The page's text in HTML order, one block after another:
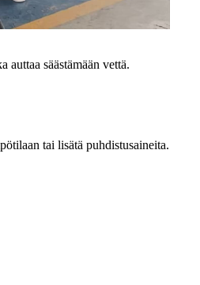
säästämään vettä.
tai lisätä puhdistusaineita.